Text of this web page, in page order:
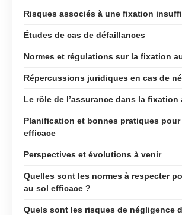
Risques associés à une fixation
Études de cas de défaillances
Normes et régulations sur la fixation
Répercussions juridiques en cas de
Le rôle de l’assurance dans la fixation
Planification et bonnes pratiques
efficace
Perspectives et évolutions à venir
Quelles sont les normes à respecter
au sol efficace ?
Quels sont les risques de négligence